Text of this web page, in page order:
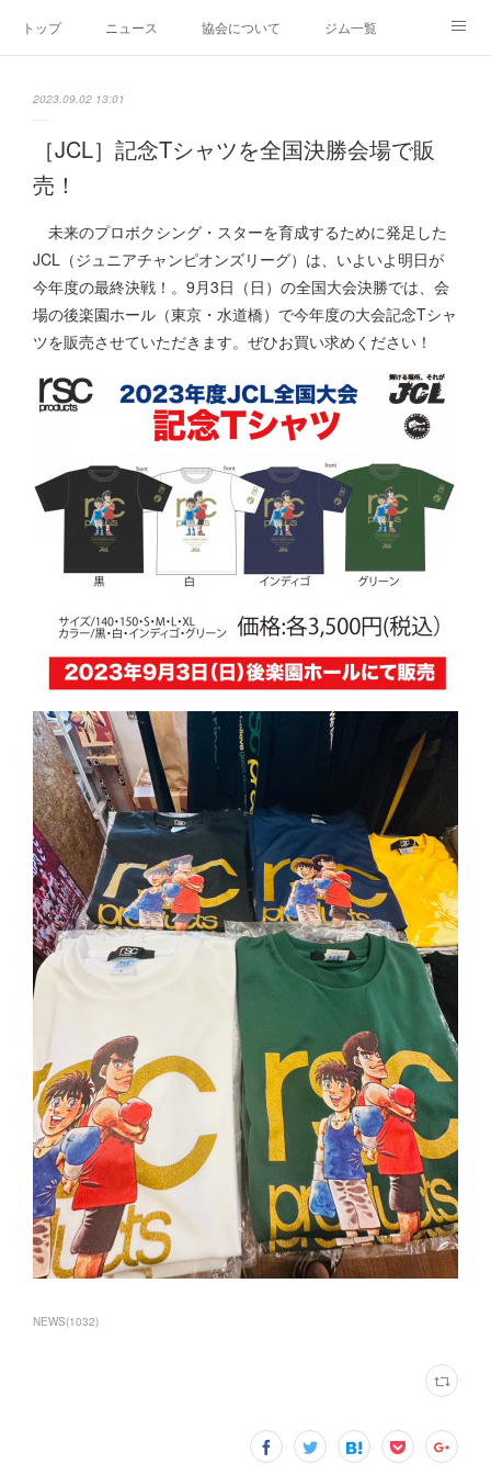
トップ ニュース 協会について ジム一覧
2023.09.02 13:01
［JCL］記念Tシャツを全国決勝会場で販
売！
未来のプロボクシング・スターを育成するために発足した
JCL（ジュニアチャンピオンズリーグ）は、いよいよ明日が
今年度の最終決戦！。9月3日（日）の全国大会決勝では、会
場の後楽園ホール（東京・水道橋）で今年度の大会記念Tシャ
ツを販売させていただきます。ぜひお買い求めください！
NEWS(1032)